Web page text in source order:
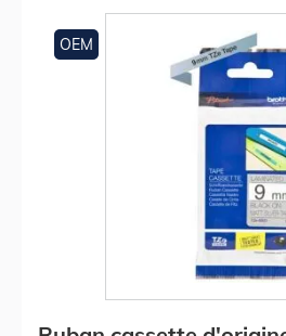
OEM